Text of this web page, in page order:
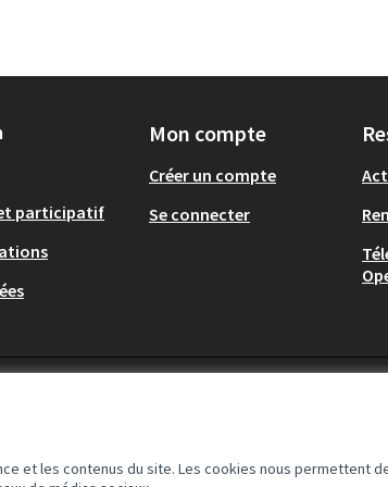
et les contenus du site. Les cookies nous permettent
participatif
Mon compte
Créer un compte
Se connecter